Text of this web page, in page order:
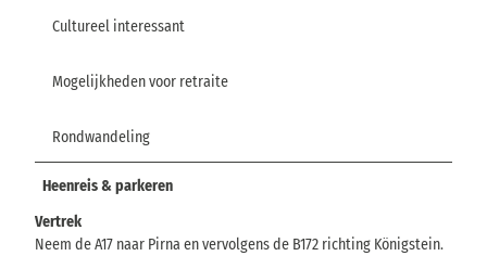
Cultureel interessant
Mogelijkheden voor retraite
Rondwandeling
Heenreis & parkeren
Vertrek
Neem de A17 naar Pirna en vervolgens de B172 richting Königstein.